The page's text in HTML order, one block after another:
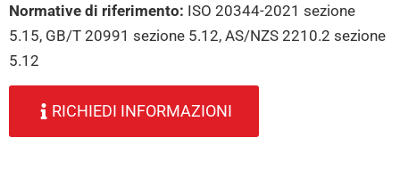
Normative di riferimento: ISO 20344-2021 sezione
5.15, GB/T 20991 sezione 5.12, AS/NZS 2210.2 sezione
5.12
RICHIEDI INFORMAZIONI